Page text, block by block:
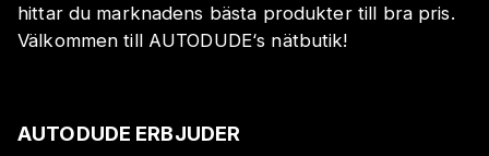
hittar du marknadens bästa produkter till bra pris.
Välkommen till AUTODUDE‘s nätbutik!
AUTODUDE ERBJUDER